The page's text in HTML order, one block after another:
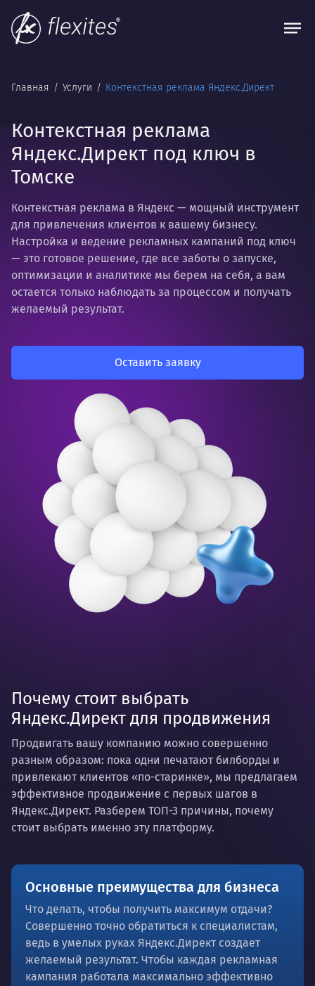
Главная Услуги Контекстная реклама Яндекс.Директ
Контекстная реклама
Яндекс.Директ под ключ в
Томске
Контекстная реклама в Яндекс — мощный инструмент
для привлечения клиентов к вашему бизнесу.
Настройка и ведение рекламных кампаний под ключ
— это готовое решение, где все заботы о запуске,
оптимизации и аналитике мы берем на себя, а вам
остается только наблюдать за процессом и получать
желаемый результат.
Оставить заявку
Почему стоит выбрать
Яндекс.Директ для продвижения
Продвигать вашу компанию можно совершенно
разным образом: пока одни печатают билборды и
привлекают клиентов «по-старинке», мы предлагаем
эффективное продвижение с первых шагов в
Яндекс.Директ. Разберем ТОП-3 причины, почему
стоит выбрать именно эту платформу.
Основные преимущества для бизнеса
Что делать, чтобы получить максимум отдачи?
Совершенно точно обратиться к специалистам,
ведь в умелых руках Яндекс.Директ создает
желаемый результат. Чтобы каждая рекламная
кампания работала максимально эффективно